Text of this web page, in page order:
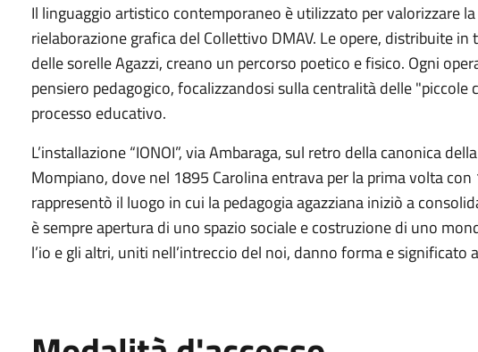
Il linguaggio artistico contemporaneo è utilizzato per valorizzare
rielaborazione grafica del Collettivo DMAV. Le opere, distribuite
delle sorelle Agazzi, creano un percorso poetico e fisico. Ogni
pensiero pedagogico, focalizzandosi sulla centralità delle "piccole
processo educativo.
L’installazione “IONOI”, via Ambaraga, sul retro della canonica
Mompiano, dove nel 1895 Carolina entrava per la prima volta
rappresentò il luogo in cui la pedagogia agazziana iniziò a
è sempre apertura di uno spazio sociale e costruzione di uno
l’io e gli altri, uniti nell’intreccio del noi, danno forma e significato